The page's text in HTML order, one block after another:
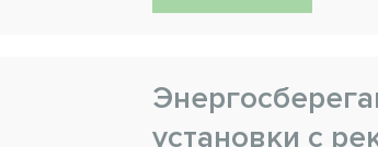
установки с